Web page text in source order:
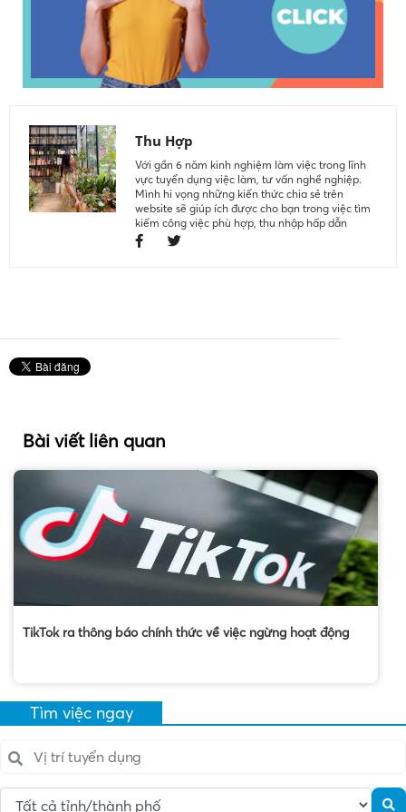
Thu Hợp
Với gần 6 năm kinh nghiệm làm việc trong lĩnh
vực tuyển dụng việc làm, tư vấn nghề nghiệp.
Mình hi vọng những kiến thức chia sẻ trên
website sẽ giúp ích được cho bạn trong việc tìm
kiếm công việc phù hợp, thu nhập hấp dẫn
Bài viết liên quan
TikTok ra thông báo chính thức về việc ngừng hoạt động
Tìm việc ngay